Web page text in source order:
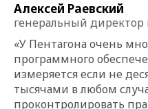
Алексей Раевский
генеральный
«У Пентагона очень
программного
измеряется если не
тысячами в любом
проконтролировать